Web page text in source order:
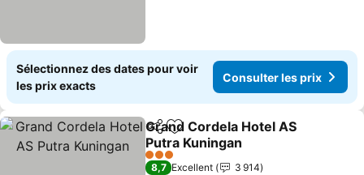
Sélectionnez des dates pour voir
les prix exacts
Consulter les prix
PartagerAjouter à mes favoris
Grand Cordela Hotel AS
Putra Kuningan
Consulter les prix
3 Étoiles
8,7 Excellent
3 914